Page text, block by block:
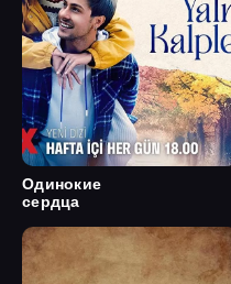
Одинокие
сердца